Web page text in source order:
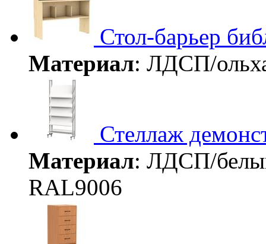
Стол-барьер
Материал: ЛДСП/
Стеллаж
Материал: ЛДСП/
RAL9006